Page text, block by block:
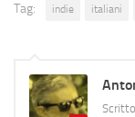
Tag: indie italiani